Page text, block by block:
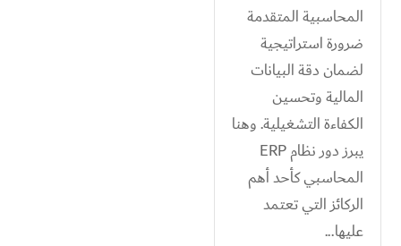
المحاسبية المتقدمة
ضرورة استراتيجية
لضمان دقة البيانات
المالية وتحسين
الكفاءة التشغيلية. وهنا
يبرز دور نظام ERP
المحاسبي كأحد أهم
الركائز التي تعتمد
عليها...